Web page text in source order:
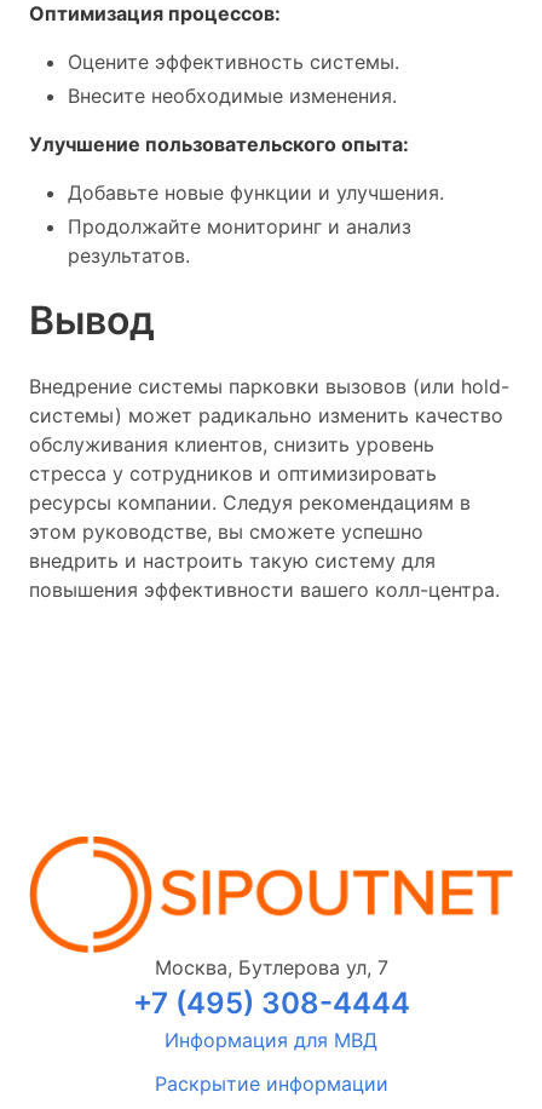
Оптимизация процессов:
Оцените эффективность системы.
Внесите необходимые изменения.
Улучшение пользовательского опыта:
Добавьте новые функции и улучшения.
Продолжайте мониторинг и анализ
результатов.
Вывод
Внедрение системы парковки вызовов (или hold-
системы) может радикально изменить качество
обслуживания клиентов, снизить уровень
стресса у сотрудников и оптимизировать
ресурсы компании. Следуя рекомендациям в
этом руководстве, вы сможете успешно
внедрить и настроить такую систему для
повышения эффективности вашего колл-центра.
Москва, Бутлерова ул, 7
+7 (495) 308-4444
Информация для МВД
Раскрытие информации